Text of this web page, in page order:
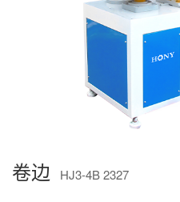
卷边 HJ3-4B 2327